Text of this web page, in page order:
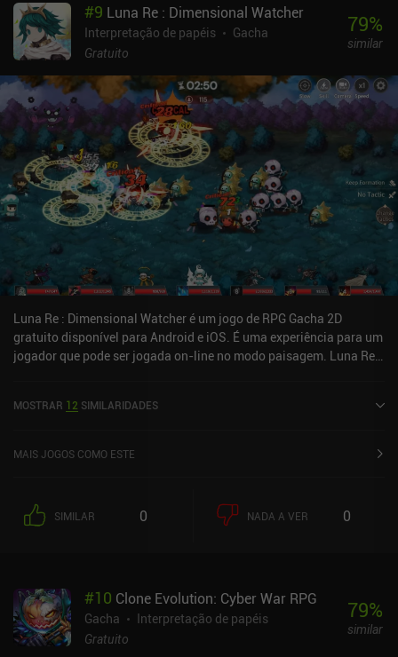
#9 Luna Re : Dimensional Watcher
Interpretação de papéis
Gacha
Gratuito
79%
similar
Luna Re : Dimensional Watcher é um jogo de RPG Gacha 2D
gratuito disponível para Android e iOS. É uma experiência para um
jogador que pode ser jogada on-line no modo paisagem. Luna Re :
App Store.
MOSTRAR 12 SIMILARIDADES
MAIS JOGOS COMO ESTE
SIMILAR 0 NADA A VER 0
#10 Clone Evolution: Cyber War RPG
Gacha
Interpretação de papéis
Gratuito
79%
similar